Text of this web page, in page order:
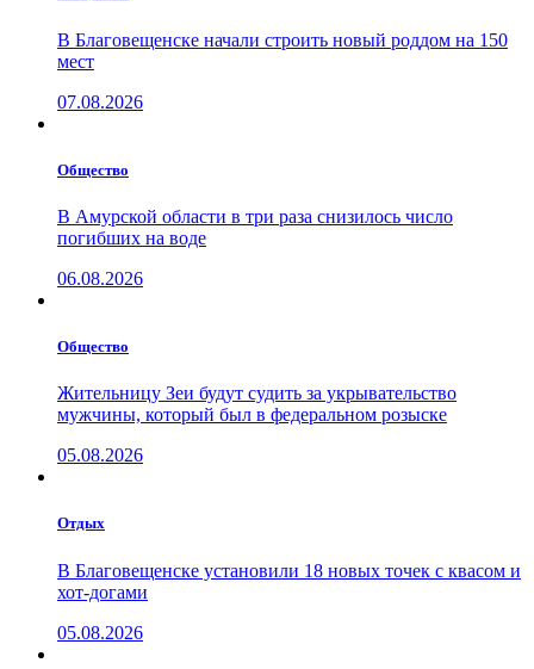
В Благовещенске начали строить новый роддом на 150
мест
07.08.2026
Общество
В Амурской области в три раза снизилось число
погибших на воде
06.08.2026
Общество
Жительницу Зеи будут судить за укрывательство
мужчины, который был в федеральном розыске
05.08.2026
Отдых
В Благовещенске установили 18 новых точек с квасом и
хот-догами
05.08.2026